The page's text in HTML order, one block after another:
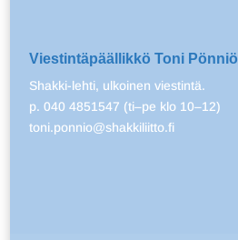
Viestintäpäällikkö Toni Pönniö
Shakki-lehti, ulkoinen viestintä.
p. 040 4851547 (ti–pe klo 10–12)
toni.ponnio@shakkiliitto.fi